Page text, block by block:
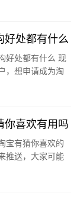
处都有什么
好处都有什么 现
，想申请成为淘
你喜欢有用吗
宝有猜你喜欢的
推送，大家可能